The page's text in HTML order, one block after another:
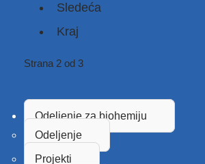
Sledeća
Kraj
Strana 2 od 3
Odeljenje za biohemiju
Odeljenje
Projekti